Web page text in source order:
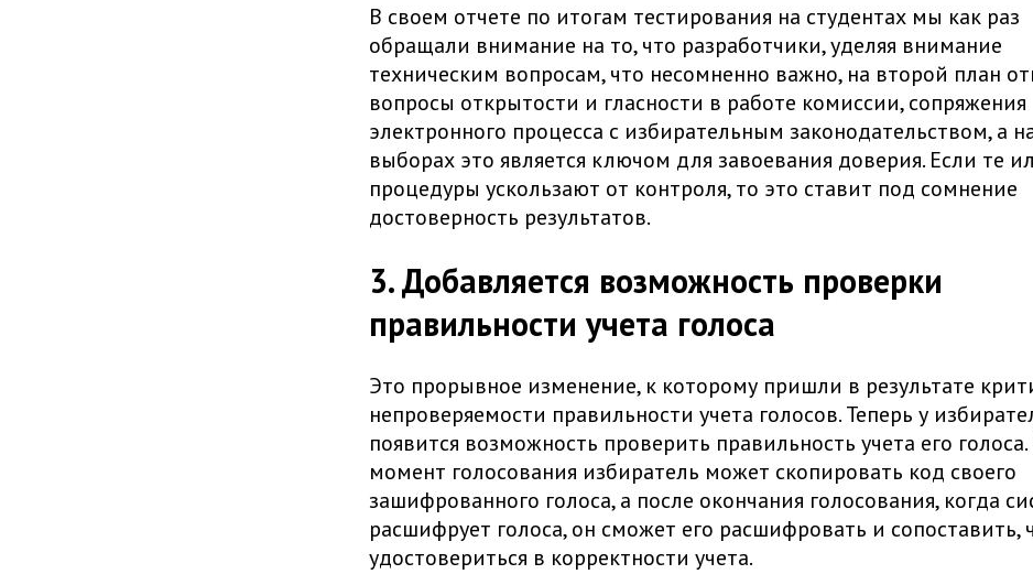
В своем отчете по итогам тестирования на студентах мы как раз
обращали внимание на то, что разработчики, уделяя внимание
техническим вопросам, что несомненно важно, на второй план
вопросы открытости и гласности в работе комиссии, сопряжения
электронного процесса с избирательным законодательством, а
выборах это является ключом для завоевания доверия. Если те
процедуры ускользают от контроля, то это ставит под сомнение
достоверность результатов.
3. Добавляется возможность проверки
правильности учета голоса
Это прорывное изменение, к которому пришли в результате
непроверяемости правильности учета голосов. Теперь у
появится возможность проверить правильность учета его голоса.
момент голосования избиратель может скопировать код своего
зашифрованного голоса, а после окончания голосования, когда
расшифрует голоса, он сможет его расшифровать и сопоставить,
удостовериться в корректности учета.